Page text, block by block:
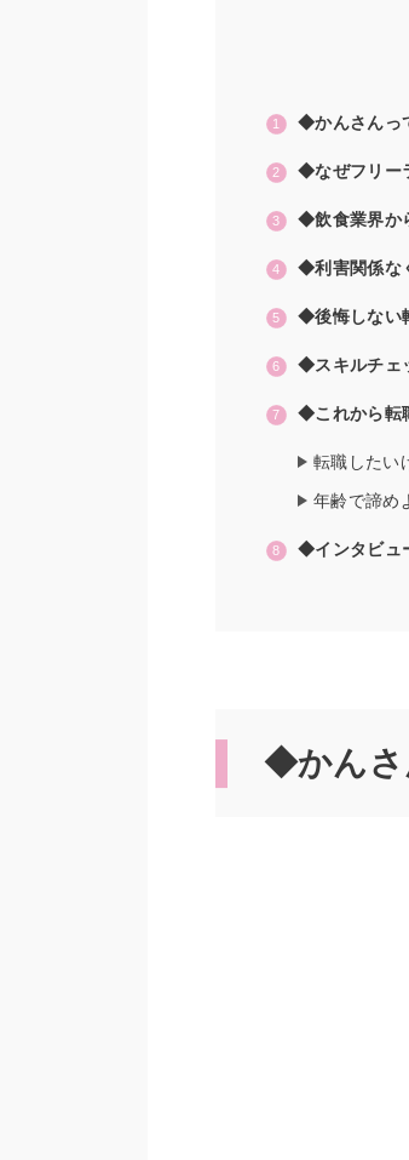
◆かんさんっ
◆なぜフリー
◆飲食業界か
◆利害関係な
◆後悔しない
◆スキルチェ
◆これから転
転職したい
年齢で諦め
◆インタビュ
◆かんさ